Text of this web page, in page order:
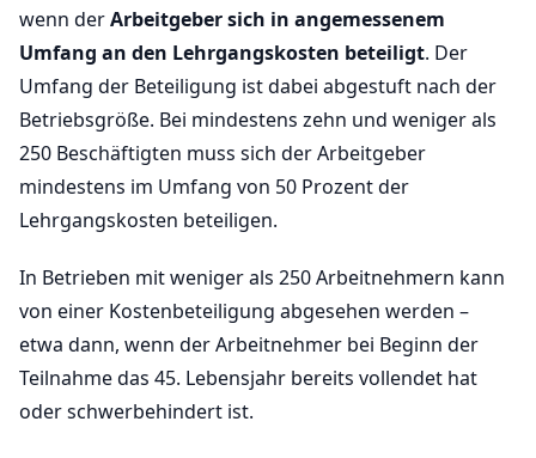
wenn derArbeitgeber sich in angemessenem
Umfang an den Lehrgangskosten beteiligt. Der
Umfang der Beteiligung ist dabei abgestuft nach der
Betriebsgröße. Bei mindestens zehn und weniger als
250 Beschäftigten muss sich der Arbeitgeber
mindestens im Umfang von 50 Prozent der
Lehrgangskosten beteiligen.
In Betrieben mit weniger als 250 Arbeitnehmern kann
von einer Kostenbeteiligung abgesehen werden –
etwa dann, wenn der Arbeitnehmer bei Beginn der
Teilnahme das 45. Lebensjahr bereits vollendet hat
oder schwerbehindert ist.